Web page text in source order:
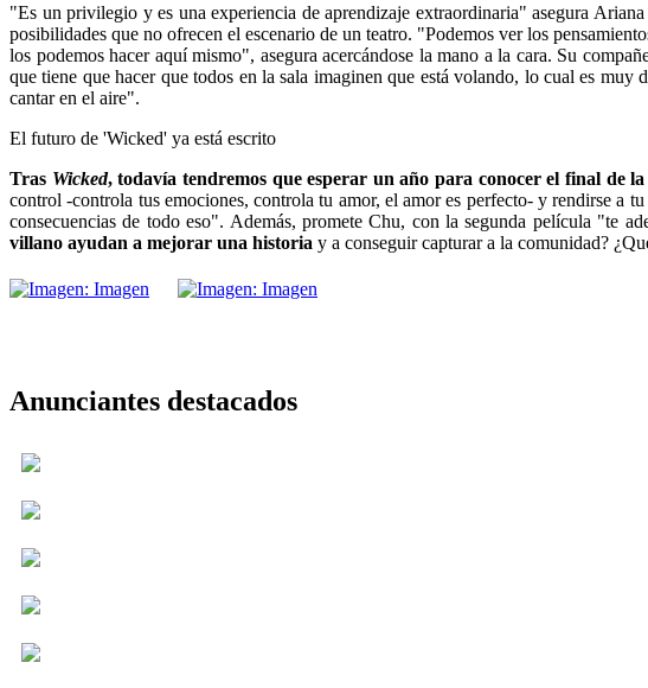
"Es un privilegio y es una experiencia de aprendizaje extraordinaria" asegura
posibilidades que no ofrecen el escenario de un teatro. "Podemos ver los
los podemos hacer aquí mismo", asegura acercándose la mano a la cara. Su
que tiene que hacer que todos en la sala imaginen que está volando, lo cual es
cantar en el aire".
El futuro de 'Wicked' ya está escrito
Tras Wicked, todavía tendremos que esperar un año para conocer el final de
control -controla tus emociones, controla tu amor, el amor es perfecto- y rendirse a
consecuencias de todo eso". Además, promete Chu, con la segunda película "te
villano ayudan a mejorar una historia y a conseguir capturar a la comunidad?
Anunciantes destacados